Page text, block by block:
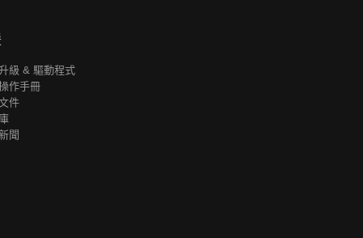
級 & 驅動程式
作手冊
件
聞